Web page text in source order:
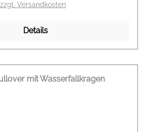
Versandkosten
Details